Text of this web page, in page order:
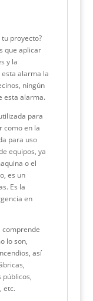
proyecto?
que aplicar
y la
alarma la
ningún
esta alarma.
para
como en la
para uso
equipos, ya
o el
es un
Es la
en
comprende
lo son,
así
públicos,
etc.